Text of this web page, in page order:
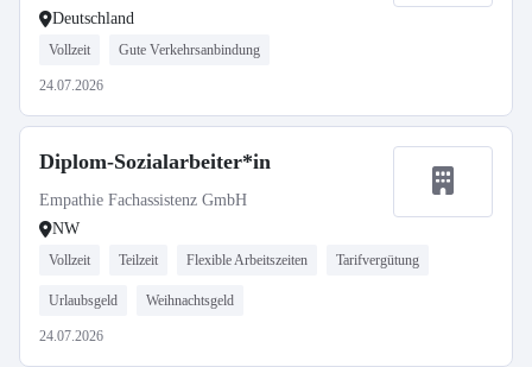
Deutschland
Vollzeit Gute Verkehrsanbindung
24.07.2026
Diplom-Sozialarbeiter*in
Empathie Fachassistenz GmbH
NW
Vollzeit Teilzeit Flexible Arbeitszeiten Tarifvergütung
Urlaubsgeld Weihnachtsgeld
24.07.2026